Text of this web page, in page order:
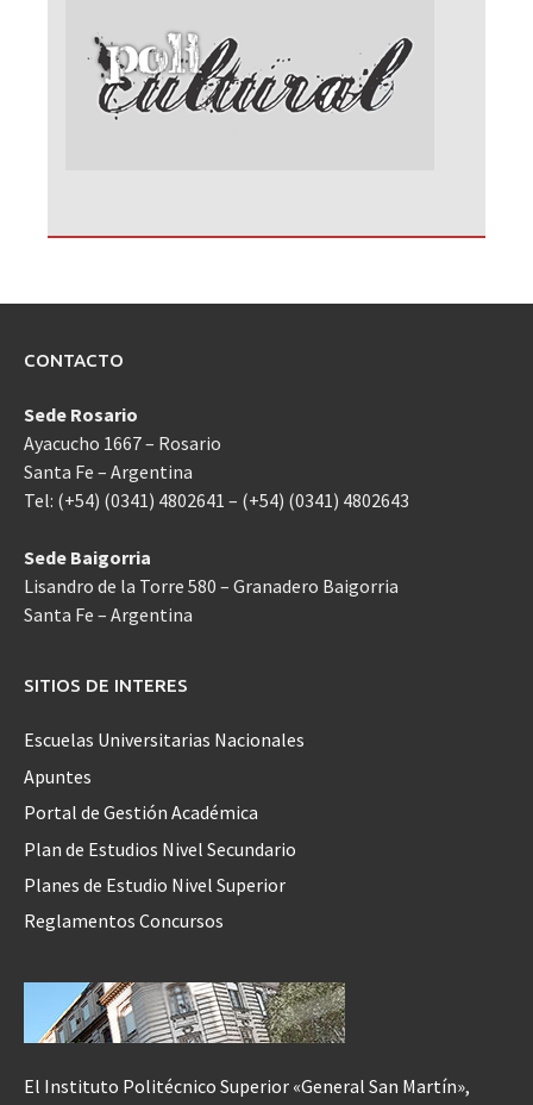
CONTACTO
Sede Rosario
Ayacucho 1667 – Rosario
Santa Fe – Argentina
Tel: (+54) (0341) 4802641 – (+54) (0341) 4802643
Sede Baigorria
Lisandro de la Torre 580 – Granadero Baigorria
Santa Fe – Argentina
SITIOS DE INTERES
Escuelas Universitarias Nacionales
Apuntes
Portal de Gestión Académica
Plan de Estudios Nivel Secundario
Planes de Estudio Nivel Superior
Reglamentos Concursos
El Instituto Politécnico Superior «General San Martín»,